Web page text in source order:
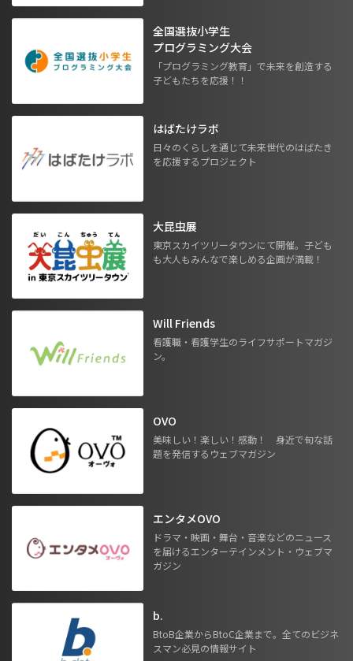
全国選抜小学生
プログラミング大会
「プログラミング教育」で未来を創造する
子どもたちを応援！！
はばたけラボ
日々のくらしを通じて未来世代のはばたき
を応援するプロジェクト
大昆虫展
東京スカイツリータウンにて開催。子ども
も大人もみんなで楽しめる企画が満載！
Will Friends
看護職・看護学生のライフサポートマガジ
ン。
OVO
美味しい！楽しい！感動！ 身近で旬な話
題を発信するウェブマガジン
エンタメOVO
ドラマ・映画・舞台・音楽などのニュース
を届けるエンターテインメント・ウェブマ
ガジン
b.
BtoB企業からBtoC企業まで。全てのビジネ
スマン必見の情報サイト